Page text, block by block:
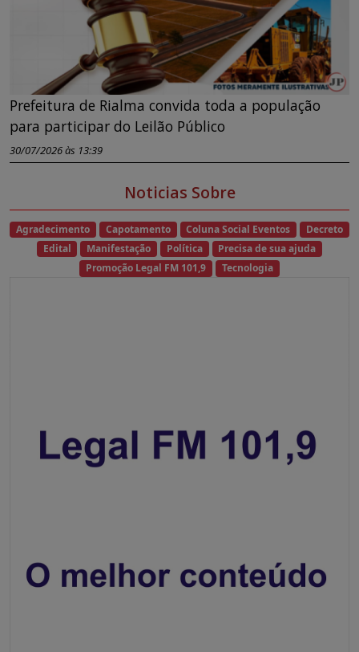
Prefeitura de Rialma convida toda a população
para participar do Leilão Público
30/07/2026 às 13:39
Noticias Sobre
Agradecimento Capotamento Coluna Social Eventos
Decreto
Edital
Manifestação Política
Precisa de sua ajuda
Promoção Legal FM 101,9
Tecnologia